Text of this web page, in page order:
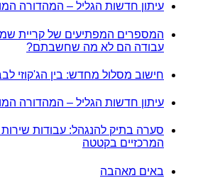
עיתון חדשות הגליל – המהדורה
עבודה הם לא מה שחשבתם?
חישוב מסלול מחדש: בין הג'קוזי
עיתון חדשות הגליל – המהדורה
סערה בתיק להנגהל: עבודות
המרכזיים בקטטה
באים מאהבה